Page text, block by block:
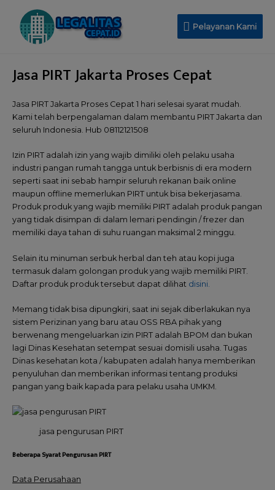
Pelayanan Kami
Jasa PIRT Jakarta Proses Cepat
Jasa PIRT Jakarta Proses Cepat 1 hari selesai syarat mudah.
Kami telah berpengalaman dalam membantu PIRT Jakarta dan
seluruh Indonesia. Hub 08112121508
Izin PIRT adalah izin yang wajib dimiliki oleh pelaku usaha
industri pangan rumah tangga untuk berbisnis di era modern
seperti saat ini sebab hampir seluruh rekanan baik online
maupun offline memerlukan PIRT untuk bisa bekerjasama.
Produk produk yang wajib memiliki PIRT adalah produk pangan
yang tidak disimpan di dalam lemari pendingin / frezer dan
memiliki daya tahan di suhu ruangan maksimal 2 minggu.
Selain itu minuman serbuk herbal dan teh atau kopi juga
termasuk dalam golongan produk yang wajib memiliki PIRT.
Daftar produk produk tersebut dapat dilihat disini.
Memang tidak bisa dipungkiri, saat ini sejak diberlakukan nya
sistem Perizinan yang baru atau OSS RBA pihak yang
berwenang mengeluarkan izin PIRT adalah BPOM dan bukan
lagi Dinas Kesehatan setempat sesuai domisili usaha. Tugas
Dinas kesehatan kota / kabupaten adalah hanya memberikan
penyuluhan dan memberikan informasi tentang produksi
pangan yang baik kapada para pelaku usaha UMKM.
jasa pengurusan PIRT
Beberapa Syarat Pengurusan PIRT
Data Perusahaan